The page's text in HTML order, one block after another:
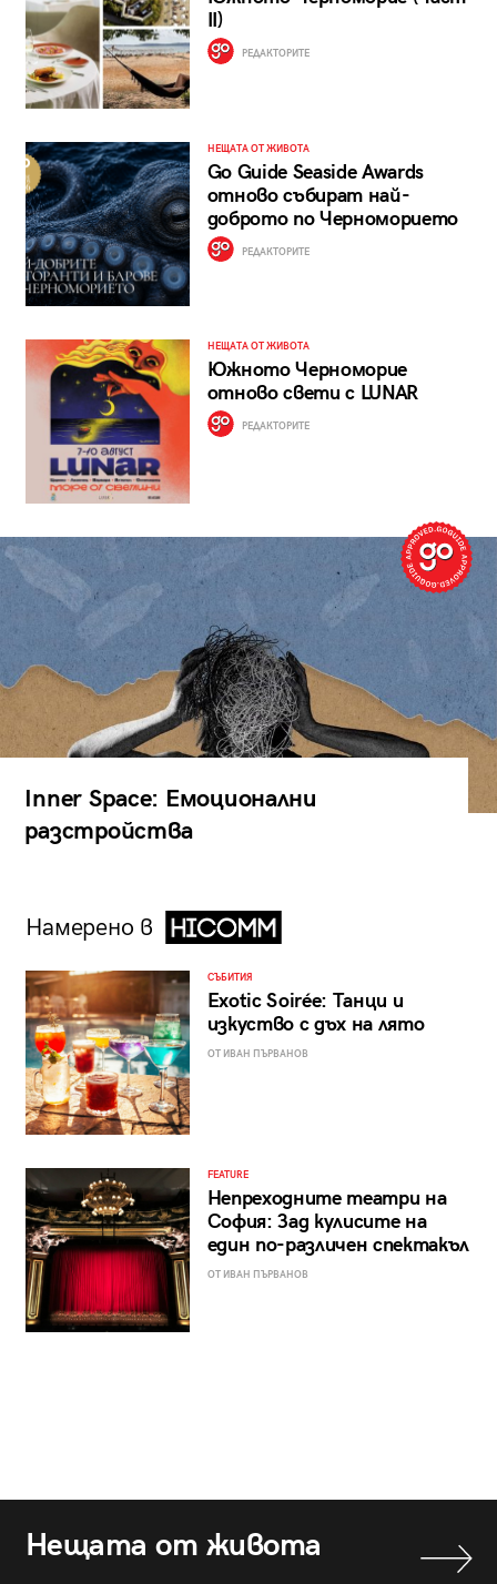
II)
РЕДАКТОРИТЕ
НЕЩАТА ОТ ЖИВОТА
Go Guide Seaside Awards
отново събират най-
доброто по Черноморието
РЕДАКТОРИТЕ
НЕЩАТА ОТ ЖИВОТА
Южното Черноморие
отново свети с LUNAR
РЕДАКТОРИТЕ
Inner Space: Емоционални
разстройства
Намерено в
СЪБИТИЯ
Exotic Soirée: Танци и
изкуство с дъх на лято
ОТ ИВАН ПЪРВАНОВ
FEATURE
Непреходните театри на
София: Зад кулисите на
един по-различен спектакъл
ОТ ИВАН ПЪРВАНОВ
Нещата от живота